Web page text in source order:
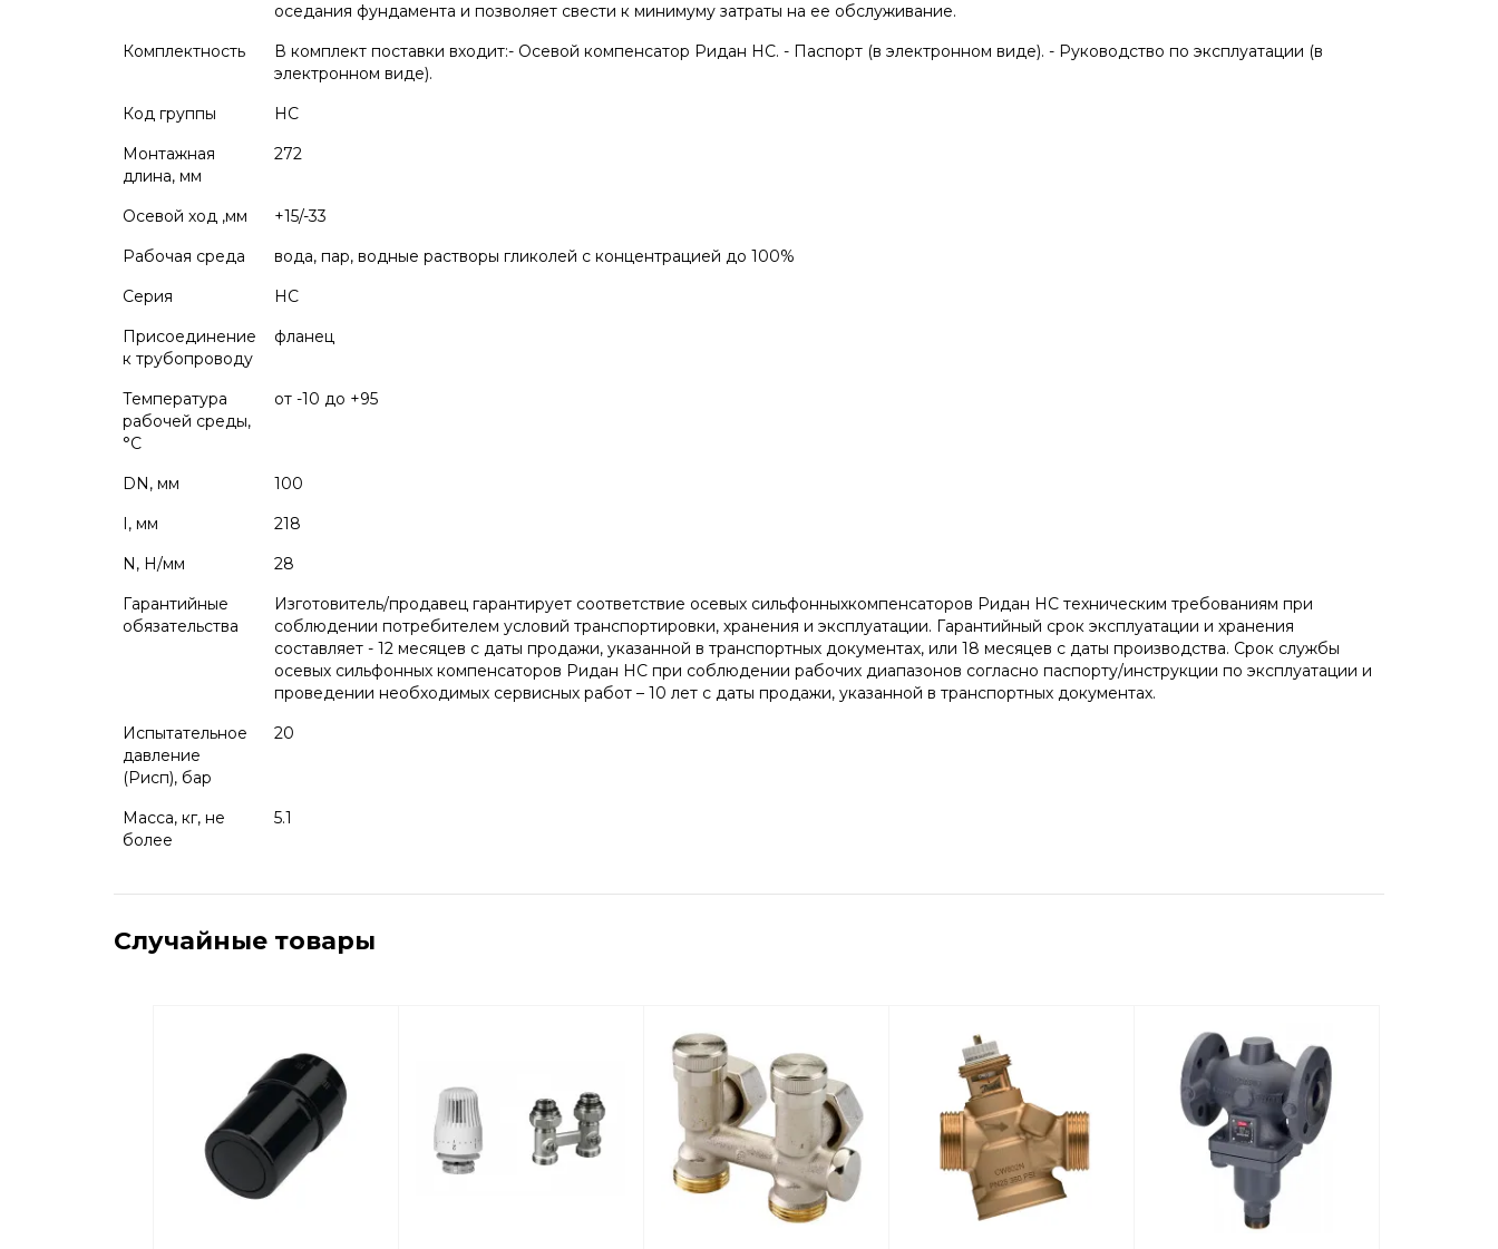
оседания фундамента и позволяет свести к минимуму затраты на ее обслуживание.
Комплектность
В комплект поставки входит:- Осевой компенсатор Ридан НС. - Паспорт (в электронном виде). - Руководство по эксплуатации (в
электронном виде).
Код группы
НС
Монтажная
длина, мм
272
Осевой ход ,мм
+15/-33
Рабочая среда
вода, пар, водные растворы гликолей с концентрацией до 100%
Серия
НС
Присоединение
к трубопроводу
фланец
Температура
рабочей среды,
°С
от -10 до +95
DN, мм
100
I, мм
218
N, Н/мм
28
Гарантийные
обязательства
Изготовитель/продавец гарантирует соответствие осевых сильфонныхкомпенсаторов Ридан НС техническим требованиям при
соблюдении потребителем условий транспортировки, хранения и эксплуатации. Гарантийный срок эксплуатации и хранения
составляет - 12 месяцев с даты продажи, указанной в транспортных документах, или 18 месяцев с даты производства. Срок службы
осевых сильфонных компенсаторов Ридан НС при соблюдении рабочих диапазонов согласно паспорту/инструкции по эксплуатации и
проведении необходимых сервисных работ – 10 лет с даты продажи, указанной в транспортных документах.
Испытательное
давление
(Pисп), бар
20
Масса, кг, не
более
5.1
Случайные товары